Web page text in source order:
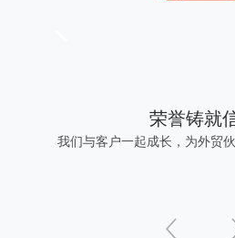
荣誉铸就
我们与客户一起成长，为外贸